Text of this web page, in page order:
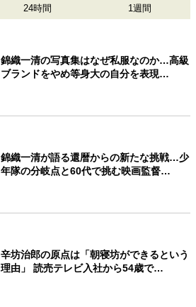
24時間 1週間
錦織一清の写真集はなぜ私服なのか…高級
ブランドをやめ等身大の自分を表現…
錦織一清が語る還暦からの新たな挑戦…少
年隊の分岐点と60代で挑む映画監督…
辛坊治郎の原点は「朝寝坊ができるという
理由」 読売テレビ入社から54歳で…